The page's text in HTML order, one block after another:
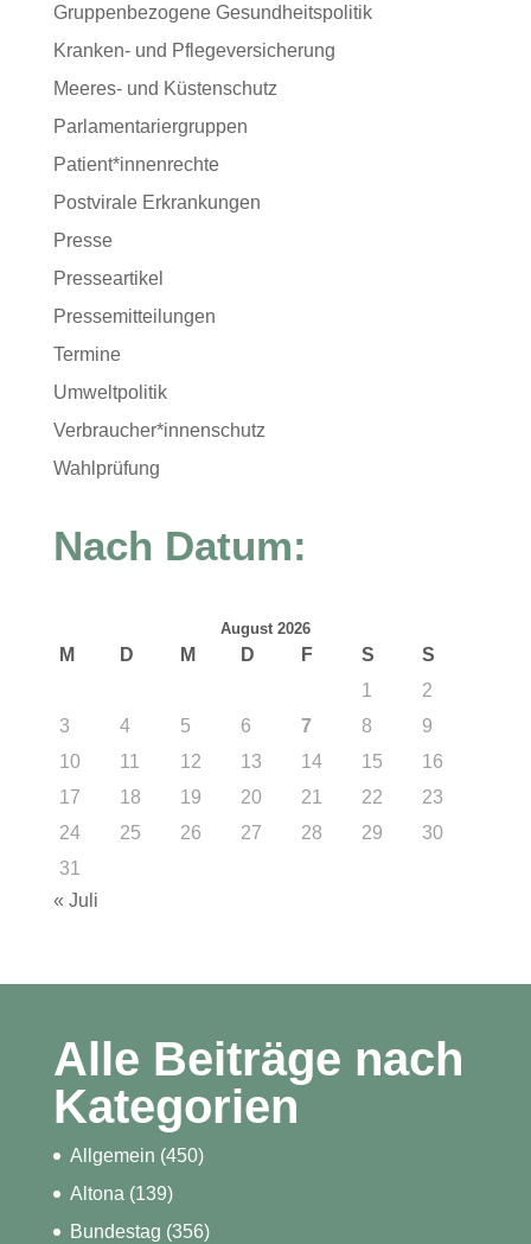
Gruppenbezogene Gesundheitspolitik
Kranken- und Pflegeversicherung
Meeres- und Küstenschutz
Parlamentariergruppen
Patient*innenrechte
Postvirale Erkrankungen
Presse
Presseartikel
Pressemitteilungen
Termine
Umweltpolitik
Verbraucher*innenschutz
Wahlprüfung
Nach Datum:
August 2026
M D M D F S
S
1
2
3
4 5 6 7 8
9
10
11 12 13 14 15
16
17
18 19 20 21 22
23
24
25 26 27 28 29
30
31
« Juli
Alle Beiträge nach
Kategorien
Allgemein (450)
Altona (139)
Bundestag (356)